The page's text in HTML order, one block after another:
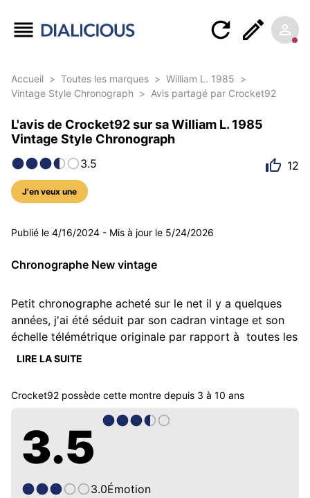
Accueil > Toutes les marques > William L. 1985 >
Vintage Style Chronograph > Avis partagé par Crocket92
L'avis de Crocket92 sur sa William L. 1985
Vintage Style Chronograph
3.5
J'en veux une
12
11 photos
Publié le 4/16/2024 - Mis à jour le 5/24/2026
Chronographe New vintage
Petit chronographe acheté sur le net il y a quelques
années, j'ai été séduit par son cadran vintage et son
échelle télémétrique originale par rapport à  toutes les
échelles tachymètriques que l'on trouve sur la plupart
l'illusion opère. On peut changer le bracelet facilement
sur un standard 20mms. Une bonne petite montre pas
trop large (40mms) même si 38 lui irait mieux pour le
côté classique.  Tout ça pour une grosse centaine
sans se ruiner.
LIRE LA SUITE
Crocket92 possède cette montre depuis 3 à 10 ans
3.5
3.0Émotion